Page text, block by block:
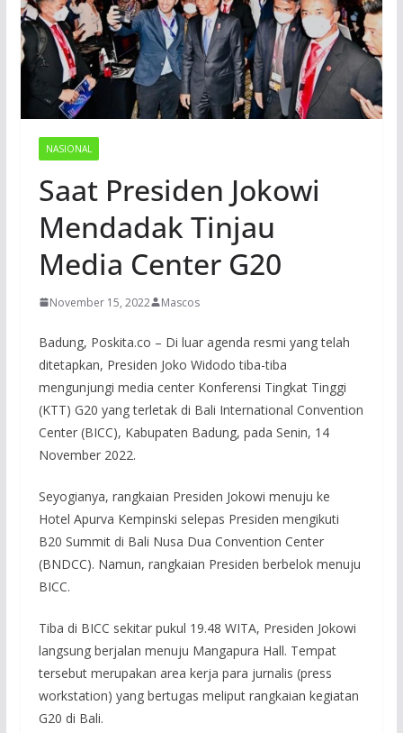
NASIONAL
Saat Presiden Jokowi
Mendadak Tinjau
Media Center G20
November 15, 2022 Mascos
Badung, Poskita.co – Di luar agenda resmi yang telah
ditetapkan, Presiden Joko Widodo tiba-tiba
mengunjungi media center Konferensi Tingkat Tinggi
(KTT) G20 yang terletak di Bali International Convention
Center (BICC), Kabupaten Badung, pada Senin, 14
November 2022.
Seyogianya, rangkaian Presiden Jokowi menuju ke
Hotel Apurva Kempinski selepas Presiden mengikuti
B20 Summit di Bali Nusa Dua Convention Center
(BNDCC). Namun, rangkaian Presiden berbelok menuju
BICC.
Tiba di BICC sekitar pukul 19.48 WITA, Presiden Jokowi
langsung berjalan menuju Mangapura Hall. Tempat
tersebut merupakan area kerja para jurnalis (press
workstation) yang bertugas meliput rangkaian kegiatan
G20 di Bali.